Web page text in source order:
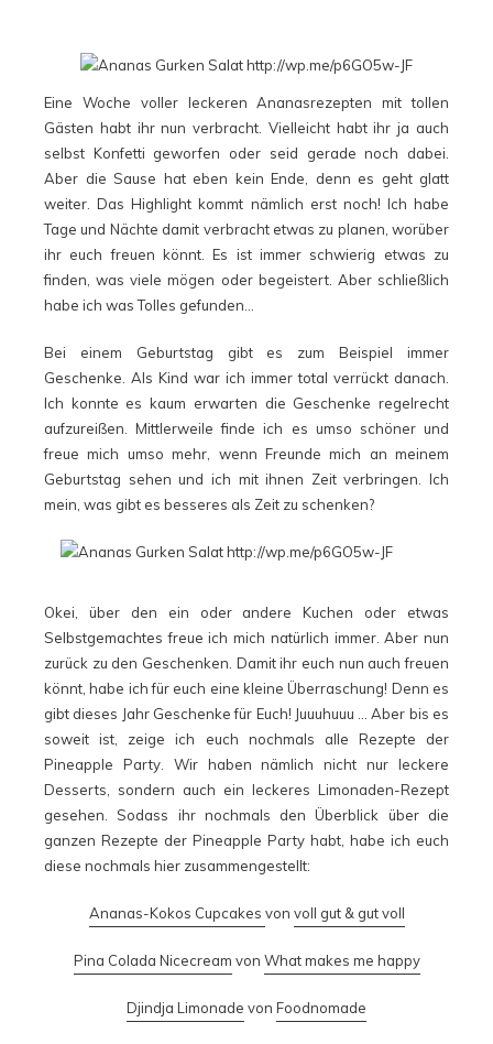
Eine Woche voller leckeren Ananasrezepten mit tollen
Gästen habt ihr nun verbracht. Vielleicht habt ihr ja auch
selbst Konfetti geworfen oder seid gerade noch dabei.
Aber die Sause hat eben kein Ende, denn es geht glatt
weiter. Das Highlight kommt nämlich erst noch! Ich habe
Tage und Nächte damit verbracht etwas zu planen, worüber
ihr euch freuen könnt. Es ist immer schwierig etwas zu
finden, was viele mögen oder begeistert. Aber schließlich
habe ich was Tolles gefunden…
Bei einem Geburtstag gibt es zum Beispiel immer
Geschenke. Als Kind war ich immer total verrückt danach.
Ich konnte es kaum erwarten die Geschenke regelrecht
aufzureißen. Mittlerweile finde ich es umso schöner und
freue mich umso mehr, wenn Freunde mich an meinem
Geburtstag sehen und ich mit ihnen Zeit verbringen. Ich
mein, was gibt es besseres als Zeit zu schenken?
Okei, über den ein oder andere Kuchen oder etwas
Selbstgemachtes freue ich mich natürlich immer. Aber nun
zurück zu den Geschenken. Damit ihr euch nun auch freuen
könnt, habe ich für euch eine kleine Überraschung! Denn es
gibt dieses Jahr Geschenke für Euch! Juuuhuuu … Aber bis es
soweit ist, zeige ich euch nochmals alle Rezepte der
Pineapple Party. Wir haben nämlich nicht nur leckere
Desserts, sondern auch ein leckeres Limonaden-Rezept
gesehen. Sodass ihr nochmals den Überblick über die
ganzen Rezepte der Pineapple Party habt, habe ich euch
diese nochmals hier zusammengestellt:
Ananas-Kokos Cupcakes von voll gut & gut voll
Pina Colada Nicecream von What makes me happy
Djindja Limonade von Foodnomade